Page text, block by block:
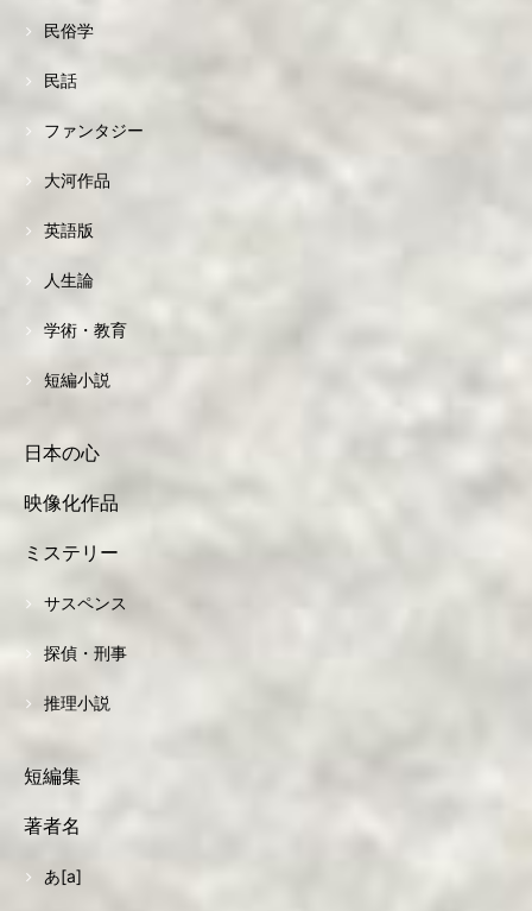
民俗学
民話
ファンタジー
大河作品
英語版
人生論
学術・教育
短編小説
日本の心
映像化作品
ミステリー
サスペンス
探偵・刑事
推理小説
短編集
著者名
あ[a]